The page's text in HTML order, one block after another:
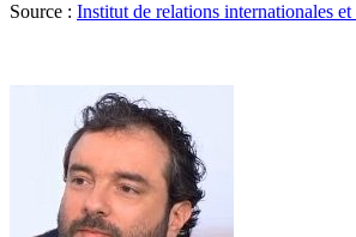
Source : Institut de relations internationales